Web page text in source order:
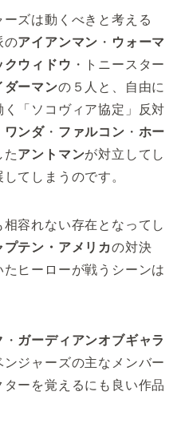
ズは動くべきと考える
のアイアンマン ・ ウォーマ
クウィドウ ・トニースター
ダーマンの５人と、自由に
「ソコヴィア協定」反対
ワンダ ・ ファルコン ・ ホー
たアントマンが対立してし
てしまうのです。
容れない存在となってし
プテン・アメリカの対決
ヒーローが戦うシーンは
・ ガーディアンオブギャラ
ジャーズの主なメンバー
ーを覚えるにも良い作品